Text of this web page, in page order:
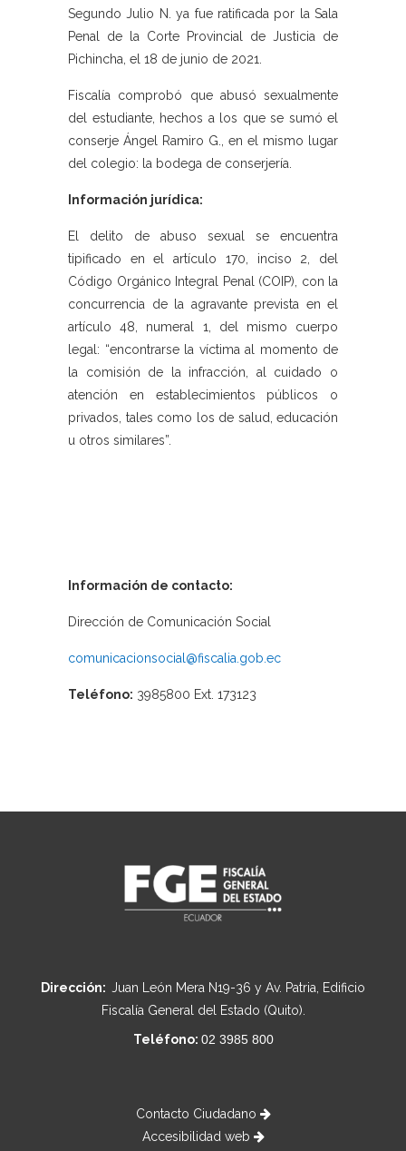
Segundo Julio N. ya fue ratificada por la Sala
Penal de la Corte Provincial de Justicia de
Pichincha, el 18 de junio de 2021.
Fiscalía comprobó que abusó sexualmente
del estudiante, hechos a los que se sumó el
conserje Ángel Ramiro G., en el mismo lugar
del colegio: la bodega de conserjería.
Información jurídica:
El delito de abuso sexual se encuentra
tipificado en el artículo 170, inciso 2, del
Código Orgánico Integral Penal (COIP), con la
concurrencia de la agravante prevista en el
artículo 48, numeral 1, del mismo cuerpo
legal: “encontrarse la víctima al momento de
la comisión de la infracción, al cuidado o
atención en establecimientos públicos o
privados, tales como los de salud, educación
u otros similares”.
Información de contacto:
Dirección de Comunicación Social
comunicacionsocial@fiscalia.gob.ec
Teléfono: 3985800 Ext. 173123
Dirección: Juan León Mera N19-36 y Av. Patria, Edificio
Fiscalía General del Estado (Quito).
Teléfono: 02 3985 800
Contacto Ciudadano
Accesibilidad web